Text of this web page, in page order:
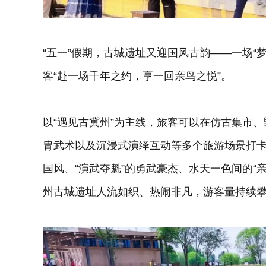
“五一”假期，古城遗址又迎国风古韵——一场“
客“赴一场千年之约，享一回亲鸟之悦”。
以“遇见古冀州”为主线，旅客可以在仿古集市
胄武术以及沉浸式演绎互动等多个旅游场景打
国风、“演武夺魁”的勇武豪杰、水天一色间的
州古城遗址人流如织、热闹非凡，游客量持续